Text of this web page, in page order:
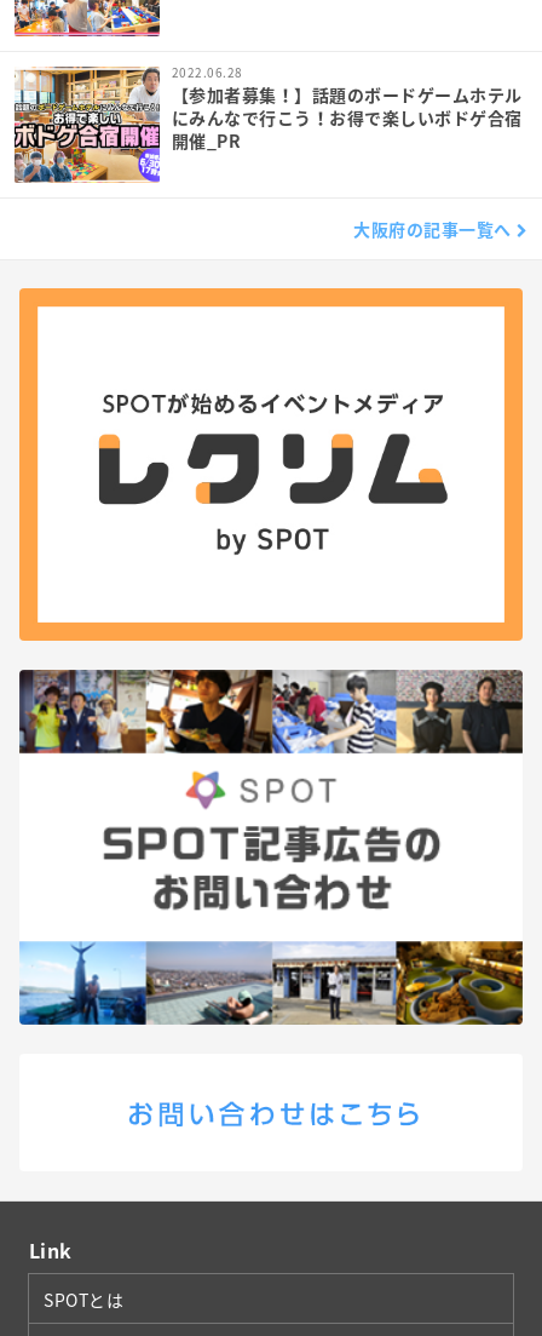
2022.06.28
【参加者募集！】話題のボードゲームホテル
にみんなで行こう！お得で楽しいボドゲ合宿
開催_PR
大阪府の記事一覧へ
Link
SPOTとは